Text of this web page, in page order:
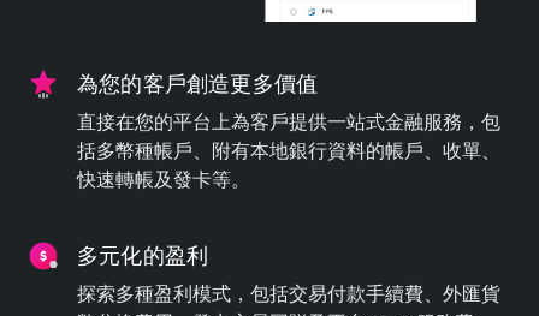
為您的客戶創造更多價值
直接在您的平台上為客戶提供一站式金融服務，包
括多幣種帳戶、附有本地銀行資料的帳戶、收單、
快速轉帳及發卡等。
多元化的盈利
探索多種盈利模式，包括交易付款手續費、外匯貨